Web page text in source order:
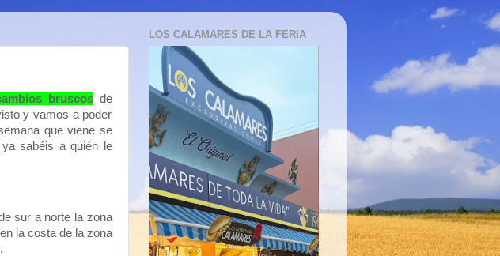
bruscosde
y vamos a poder
que viene se
sabéis a quién le
sur a norte la zona
la costa de la zona
LOS CALAMARES DE LA FERIA